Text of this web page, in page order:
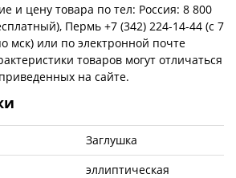
и цену товара по тел: Россия: 8 800
Пермь +7 (342) 224-14-44 (c 7
мск) или по электронной почте
товаров могут отличаться
на сайте.
Заглушка
эллиптическая